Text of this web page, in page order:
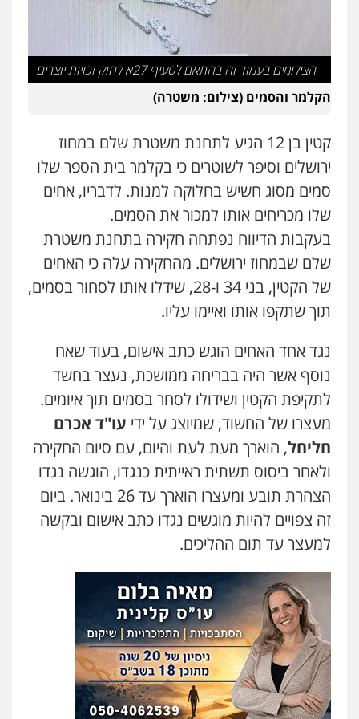
עו"ד אלון ארז
סמים אלימות במשפחה
0507368203
שחר לדובסקי, עו"ד
דין לענייני אסירים
0507913332
עו"ד איהאב ג'לג'ולי
פלילי מעצרים וחקירות עורכי דין לענייני
0505216700
עו"ד שלומי שרון
פלילי צבאי מעצרים וחקירות
עו"ד אלון קריטי
פלילי כלכלי אלימות סמים מעצרים
0525544654
מנשה, אלמוג – עורכי דין
פלילי עבירות תנועה צווארון לבן תעבורה
עורכי דין לענייני אסירים מעצרים וחקירות
0546470989
פלילי פשיעה חמורה מעצרים וחקירות
קטינים
0538788878
עו"ד אסף דוק
פלילי עבירות מין סמים והימורים פשיעה
חמורה חקירות ומעצרים צווארון לבן והונאה
0526885006
הצילומים בעמוד זה בהתאם לסעיף 27א לחוק זכויות יוצרים
הקלמר והסמים (צילום: משטרה)
קטין בן 12 הגיע לתחנת משטרת שלם במחוז
ירושלים וסיפר לשוטרים כי בקלמר בית הספר שלו
סמים מסוג חשיש בחלוקה למנות. לדבריו, אחים
שלו מכריחים אותו למכור את הסמים.
בעקבות הדיווח נפתחה חקירה בתחנת משטרת
שלם שבמחוז ירושלים. מהחקירה עלה כי האחים
של הקטין, בני 34 ו-28, שידלו אותו לסחור בסמים,
תוך שתקפו אותו ואיימו עליו.
נגד אחד האחים הוגש כתב אישום, בעוד שאח
נוסף אשר היה בבריחה ממושכת, נעצר בחשד
לתקיפת הקטין ושידולו לסחר בסמים תוך איומים.
מעצרו של החשוד, שמיוצג על ידי עו"ד אכרם
חליחל, הוארך מעת לעת והיום, עם סיום החקירה
ולאחר ביסוס תשתית ראייתית כנגדו, הוגשה נגדו
הצהרת תובע ומעצרו הוארך עד 26 בינואר. ביום
זה צפויים להיות מוגשים נגדו כתב אישום ובקשה
למעצר עד תום ההליכים.
עו"ד שנהב אילון
פשיעה חמורה חקירות ומעצרים
עורכי דין לענייני אסירים
0549475678
עו"ד אורנת קמרון
0505417090
שני אלגרבלי – משרד עורכי דין
פלילי עורכי דין לענייני אסירים
עו"ד אייל אביטל
פשיעה חמורה
0544712201
עו"ד בועז קניג
פלילי משפחה כלכלי צבאי
0507003001
ויקי שמואל – משרד עו"ד
פלילי משפט פלילי
0528959600
משפט פלילי
0545437431
עו"ד עלי סעדי
פלילי פשיעה חמורה ליווי וייצוג בחקירות
ומעצרים
0508824984